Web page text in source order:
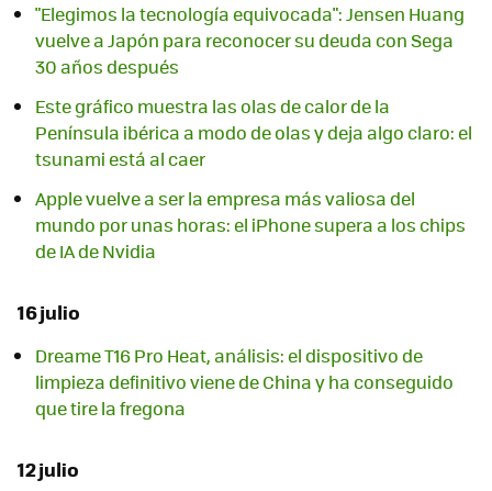
"Elegimos la tecnología equivocada": Jensen Huang
vuelve a Japón para reconocer su deuda con Sega
30 años después
Este gráfico muestra las olas de calor de la
Península ibérica a modo de olas y deja algo claro: el
tsunami está al caer
Apple vuelve a ser la empresa más valiosa del
mundo por unas horas: el iPhone supera a los chips
de IA de Nvidia
16 julio
Dreame T16 Pro Heat, análisis: el dispositivo de
limpieza definitivo viene de China y ha conseguido
que tire la fregona
12 julio